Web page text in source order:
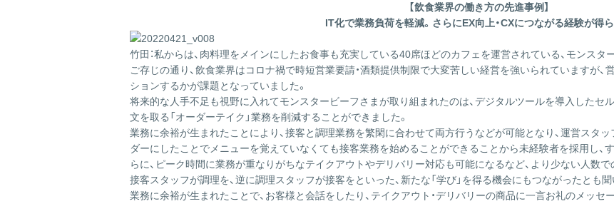
【飲食業界の働き方の先進事例】
IT化で業務負荷を軽減。さらにEX向上・CXにつながる経験が得
竹田：私からは、肉料理をメインにしたお食事も充実している40席ほどのカフェを運営されている、モンスタ
ご存じの通り、飲食業界はコロナ禍で時短営業要請・酒類提供制限で大変苦しい経営を強いられていますが
ションするかが課題となっていました。
将来的な人手不足も視野に入れてモンスタービーフさまが取り組まれたのは、デジタルツールを導入したセ
文を取る「オーダーテイク」業務を削減することができました。
業務に余裕が生まれたことにより、接客と調理業務を繁閑に合わせて両方行うなどが可能となり、運営スタ
ダーにしたことでメニューを覚えていなくても接客業務を始めることができることから未経験者を採用し、
らに、ピーク時間に業務が重なりがちなテイクアウトやデリバリー対応も可能になるなど、より少ない人数で
接客スタッフが調理を、逆に調理スタッフが接客をといった、新たな「学び」を得る機会にもつながったとも聞
業務に余裕が生まれたことで、お客様と会話をしたり、テイクアウト・デリバリーの商品に一言お礼のメッセ